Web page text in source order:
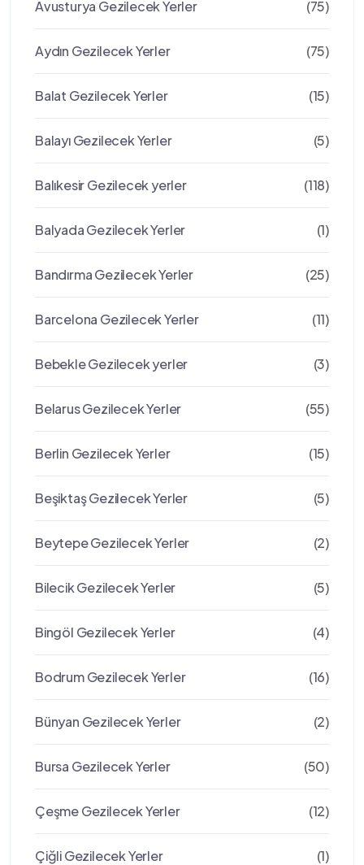
Avusturya Gezilecek Yerler (75)
Aydın Gezilecek Yerler (75)
Balat Gezilecek Yerler (15)
Balayı Gezilecek Yerler (5)
Balıkesir Gezilecek yerler (118)
Balyada Gezilecek Yerler (1)
Bandırma Gezilecek Yerler (25)
Barcelona Gezilecek Yerler (11)
Bebekle Gezilecek yerler (3)
Belarus Gezilecek Yerler (55)
Berlin Gezilecek Yerler (15)
Beşiktaş Gezilecek Yerler (5)
Beytepe Gezilecek Yerler (2)
Bilecik Gezilecek Yerler (5)
Bingöl Gezilecek Yerler (4)
Bodrum Gezilecek Yerler (16)
Bünyan Gezilecek Yerler (2)
Bursa Gezilecek Yerler (50)
Çeşme Gezilecek Yerler (12)
Çiğli Gezilecek Yerler (1)